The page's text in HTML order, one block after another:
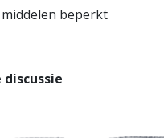
beperkt